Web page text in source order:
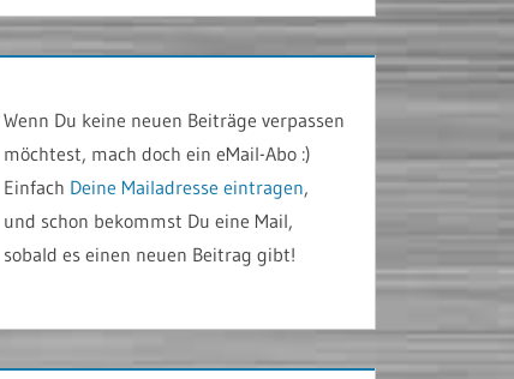
Wenn Du keine neuen Beiträge verpassen
möchtest, mach doch ein eMail-Abo :)
Einfach Deine Mailadresse eintragen,
und schon bekommst Du eine Mail,
sobald es einen neuen Beitrag gibt!